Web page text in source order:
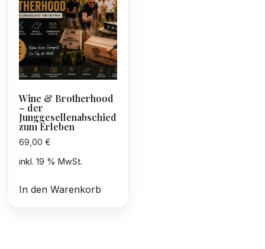
Wine & Brotherhood
– der
Junggesellenabschied
zum Erleben
69,00 €
inkl. 19 % MwSt.
In den Warenkorb